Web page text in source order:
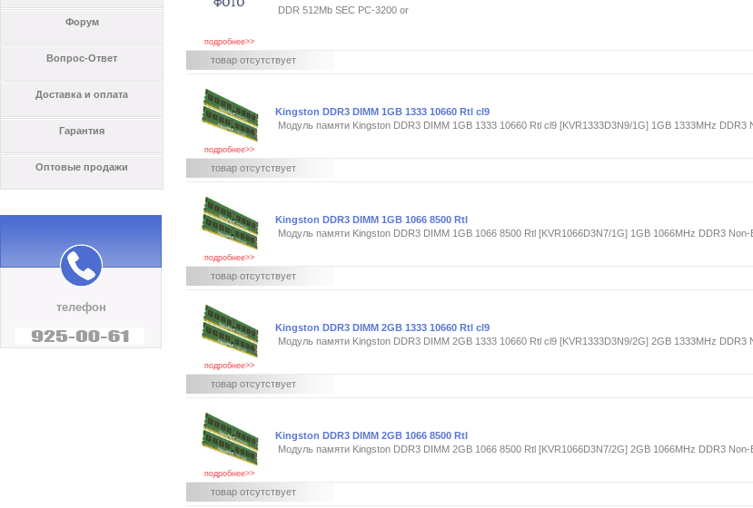
Форум
Вопрос-Ответ
Доставка и оплата
Гарантия
Оптовые продажи
телефон
подробнее>>
DDR 512Mb SEC PC-3200 or
товар отсутствует
подробнее>>
Kingston DDR3 DIMM 1GB 1333 10660 Rtl cl9
Модуль памяти Kingston DDR3 DIMM 1GB 1333 10660 Rtl cl9 [KVR1333D3N9/1G] 1GB 1333MHz DDR3
товар отсутствует
подробнее>>
Kingston DDR3 DIMM 1GB 1066 8500 Rtl
Модуль памяти Kingston DDR3 DIMM 1GB 1066 8500 Rtl [KVR1066D3N7/1G] 1GB 1066MHz DDR3 Non-
товар отсутствует
подробнее>>
Kingston DDR3 DIMM 2GB 1333 10660 Rtl cl9
Модуль памяти Kingston DDR3 DIMM 2GB 1333 10660 Rtl cl9 [KVR1333D3N9/2G] 2GB 1333MHz DDR3
товар отсутствует
подробнее>>
Kingston DDR3 DIMM 2GB 1066 8500 Rtl
Модуль памяти Kingston DDR3 DIMM 2GB 1066 8500 Rtl [KVR1066D3N7/2G] 2GB 1066MHz DDR3 Non-
товар отсутствует